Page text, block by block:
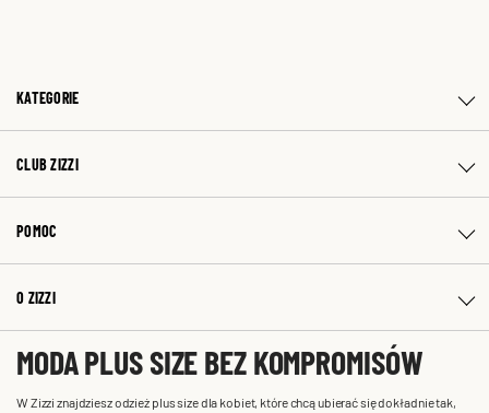
KATEGORIE
CLUB ZIZZI
POMOC
O ZIZZI
MODA PLUS SIZE BEZ KOMPROMISÓW
W Zizzi znajdziesz odzież plus size dla kobiet, które chcą ubierać się dokładnie tak,